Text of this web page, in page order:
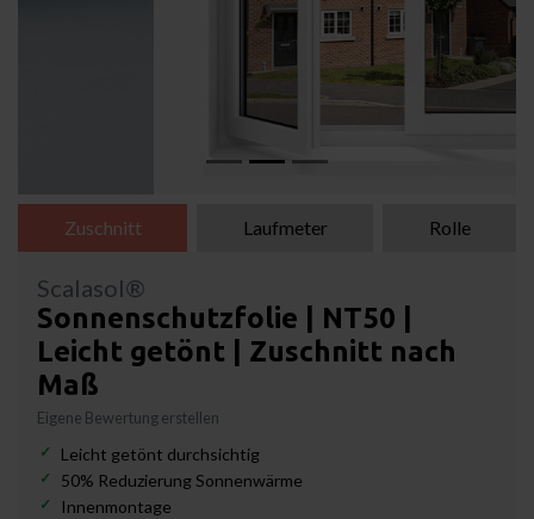
Zuschnitt Laufmeter Rolle
Scalasol®
Sonnenschutzfolie | NT50 |
Leicht getönt | Zuschnitt nach
Maß
Eigene Bewertung erstellen
Leicht getönt durchsichtig
50% Reduzierung Sonnenwärme
Innenmontage